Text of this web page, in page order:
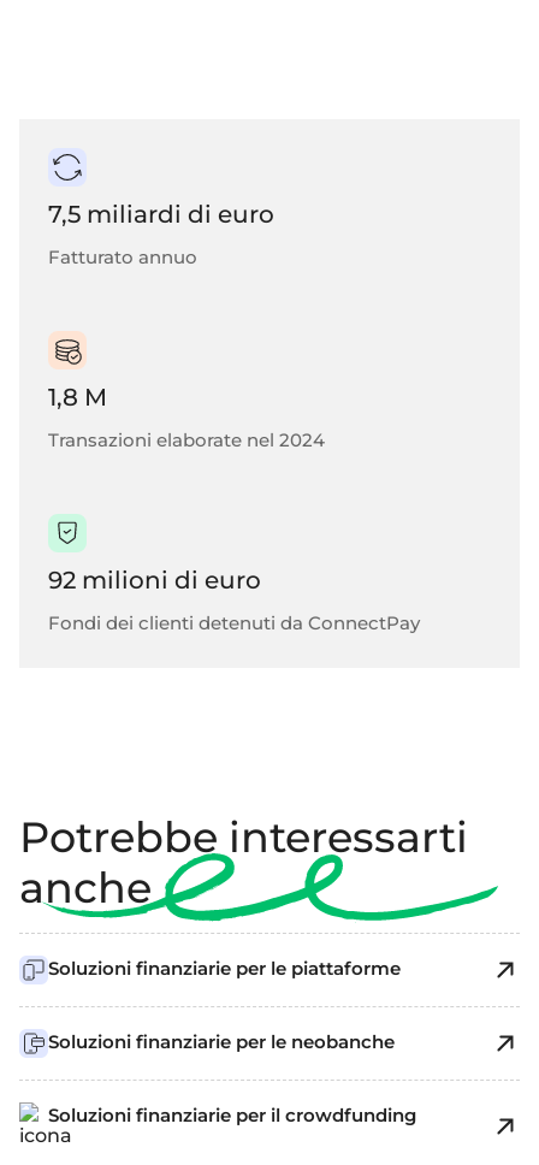
7,5 miliardi di euro
Fatturato annuo
1,8 M
Transazioni elaborate nel 2024
92 milioni di euro
Fondi dei clienti detenuti da ConnectPay
Potrebbe interessarti
anche
Soluzioni finanziarie per le piattaforme
Soluzioni finanziarie per le neobanche
Soluzioni finanziarie per il crowdfunding